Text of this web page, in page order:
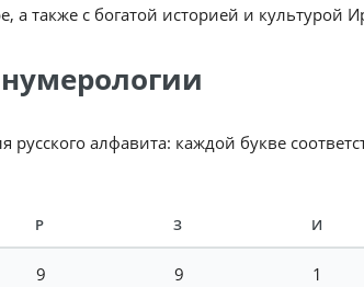
а также с богатой историей и культурой
русского алфавита: каждой букве
Р З И
9 9 1